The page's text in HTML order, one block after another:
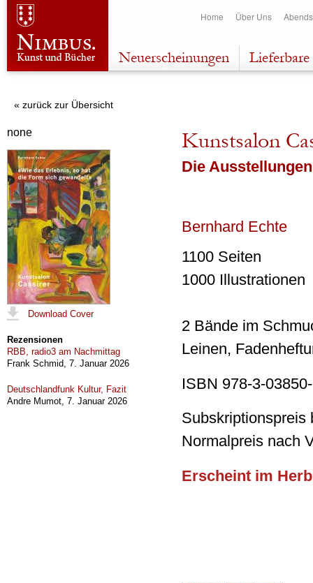
Home Über Uns
Neuerscheinungen
none
Download Cover
Rezensionen
RBB, radio3 am Nachmittag
Frank Schmid, 7. Januar 2026
Deutschlandfunk Kultur, Fazit
Andre Mumot, 7. Januar 2026
« zurück zur Übersicht
Kunstsalon
Die
Bernhard Echte
1100 Seiten
1000 Illustrationen
2 Bände im
Leinen,
ISBN 978-3-
Subskriptionspreis
Normalpreis nach
Erscheint im